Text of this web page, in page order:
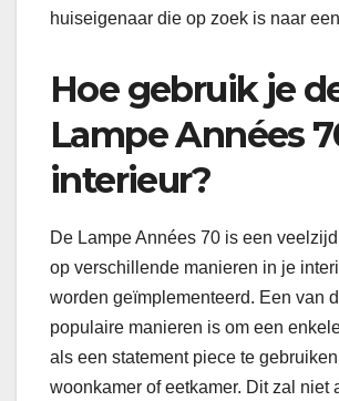
huiseigenaar die op zoek is naar
Hoe gebruik je
Lampe Années
interieur?
De Lampe Années 70 is een
op verschillende manieren in je
worden geïmplementeerd. Een van
populaire manieren is om een
als een statement piece te
woonkamer of eetkamer. Dit zal niet